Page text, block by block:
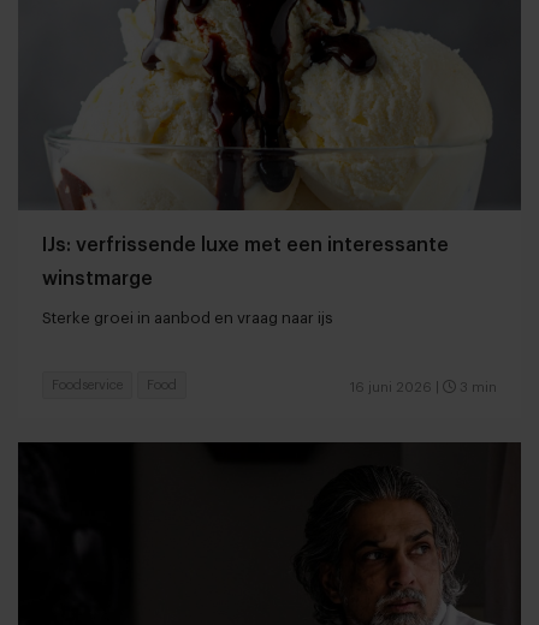
IJs: verfrissende luxe met een interessante
winstmarge
Sterke groei in aanbod en vraag naar ijs
16 juni 2026 3 min
Foodservice Food